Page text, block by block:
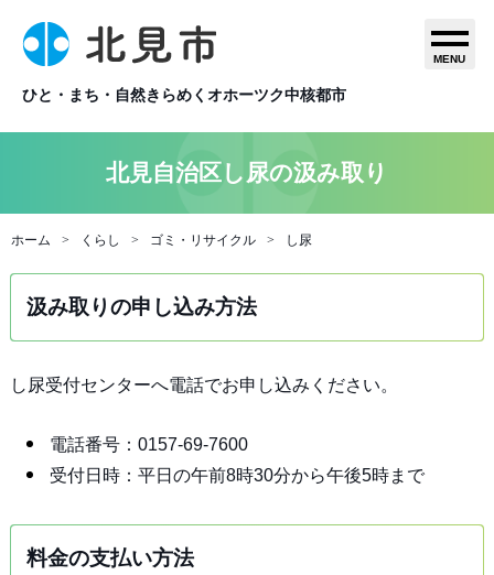
ひと・まち・自然きらめくオホーツク中核都市
MENU
北見自治区し尿の汲み取り
ホーム くらし ゴミ・リサイクル し尿
汲み取りの申し込み方法
し尿受付センターへ電話でお申し込みください。
電話番号：0157-69-7600
受付日時：平日の午前8時30分から午後5時まで
料金の支払い方法